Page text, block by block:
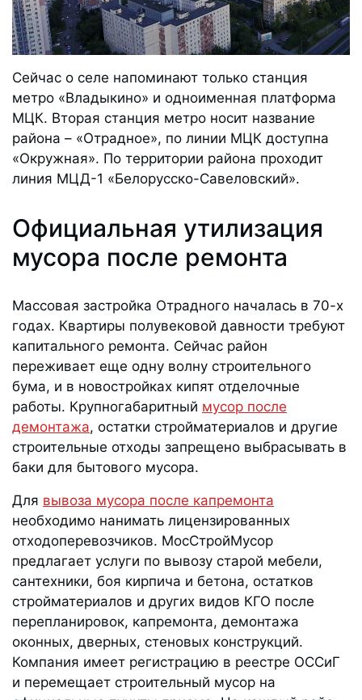
Сейчас о селе напоминают только станция
метро «Владыкино» и одноименная платформа
МЦК. Вторая станция метро носит название
района – «Отрадное», по линии МЦК доступна
«Окружная». По территории района проходит
линия МЦД-1 «Белорусско-Савеловский».
Официальная утилизация
мусора после ремонта
Массовая застройка Отрадного началась в 70-х
годах. Квартиры полувековой давности требуют
капитального ремонта. Сейчас район
переживает еще одну волну строительного
бума, и в новостройках кипят отделочные
работы. Крупногабаритный мусор после
демонтажа, остатки стройматериалов и другие
строительные отходы запрещено выбрасывать в
баки для бытового мусора.
Для вывоза мусора после капремонта
необходимо нанимать лицензированных
отходоперевозчиков. МосСтройМусор
предлагает услуги по вывозу старой мебели,
сантехники, боя кирпича и бетона, остатков
стройматериалов и других видов КГО после
перепланировок, капремонта, демонтажа
оконных, дверных, стеновых конструкций.
Компания имеет регистрацию в реестре ОССиГ
и перемещает строительный мусор на